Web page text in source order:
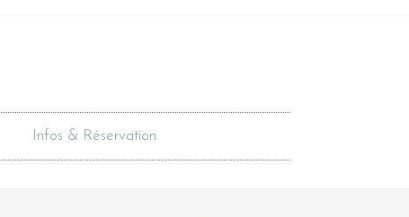
Infos & Réservation